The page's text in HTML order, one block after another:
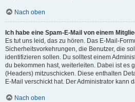
Nach oben
Ich habe eine Spam-E-Mail von einem
Es tut uns leid, das zu hören. Das E-Mail-
Sicherheitsvorkehrungen, die Benutzer, die
identifizieren sollen. Du solltest einem
du bekommen hast, weiterleiten. Dabei ist es
(Headers) mitzuschicken. Diese enthalten
E-Mail verschickt hat. Der Administrator kann
Nach oben